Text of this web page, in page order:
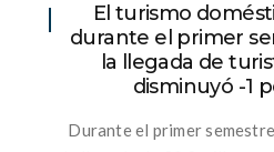
El turismo
durante el primer
la llegada de
disminuyó -1
Durante el primer